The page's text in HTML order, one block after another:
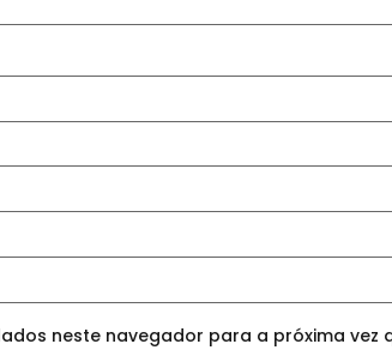
neste navegador para a próxima vez